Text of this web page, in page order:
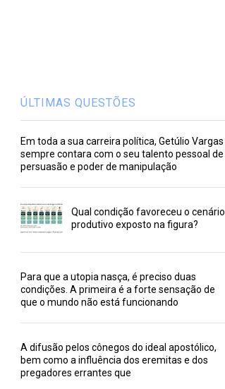
ÚLTIMAS QUESTÕES
Em toda a sua carreira política, Getúlio Vargas
sempre contara com o seu talento pessoal de
persuasão e poder de manipulação
Qual condição favoreceu o cenário
produtivo exposto na figura?
Para que a utopia nasça, é preciso duas
condições. A primeira é a forte sensação de
que o mundo não está funcionando
A difusão pelos cônegos do ideal apostólico,
bem como a influência dos eremitas e dos
pregadores errantes que